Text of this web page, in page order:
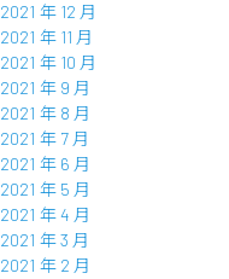
2021 年 12 月
2021 年 11 月
2021 年 10 月
2021 年 9 月
2021 年 8 月
2021 年 7 月
2021 年 6 月
2021 年 5 月
2021 年 4 月
2021 年 3 月
2021 年 2 月